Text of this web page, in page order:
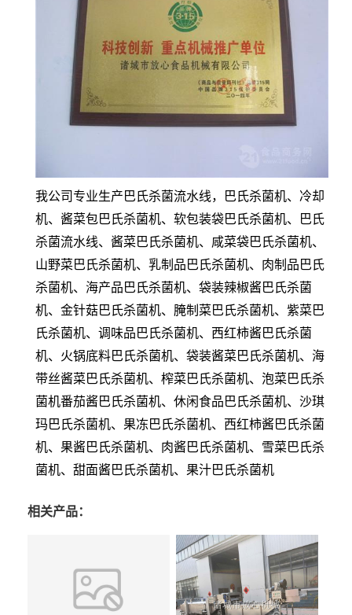
我公司专业生产巴氏杀菌流水线，巴氏杀菌机、冷却
机、酱菜包巴氏杀菌机、软包装袋巴氏杀菌机、巴氏
杀菌流水线、酱菜巴氏杀菌机、咸菜袋巴氏杀菌机、
山野菜巴氏杀菌机、乳制品巴氏杀菌机、肉制品巴氏
杀菌机、海产品巴氏杀菌机、袋装辣椒酱巴氏杀菌
机、金针菇巴氏杀菌机、腌制菜巴氏杀菌机、紫菜巴
氏杀菌机、调味品巴氏杀菌机、西红柿酱巴氏杀菌
机、火锅底料巴氏杀菌机、袋装酱菜巴氏杀菌机、海
带丝酱菜巴氏杀菌机、榨菜巴氏杀菌机、泡菜巴氏杀
菌机番茄酱巴氏杀菌机、休闲食品巴氏杀菌机、沙琪
玛巴氏杀菌机、果冻巴氏杀菌机、西红柿酱巴氏杀菌
机、果酱巴氏杀菌机、肉酱巴氏杀菌机、雪菜巴氏杀
菌机、甜面酱巴氏杀菌机、果汁巴氏杀菌机
相关产品：